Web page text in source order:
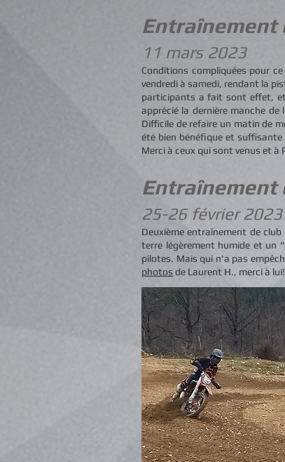
Entraînement
11 mars 2023
Conditions compliquées pour
vendredi à samedi, rendant la
participants a fait sont effet,
apprécié la dernière manche
Difficile de refaire un matin de
été bien bénéfique et
Merci à ceux qui sont venus et
Entraînement
25-26 février 2023
Deuxième entraînement de
terre légèrement humide et un
pilotes. Mais qui n'a pas
photos de Laurent H., merci à lui!